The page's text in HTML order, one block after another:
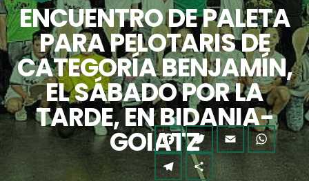
ENCUENTRO DE PALETA
PARA PELOTARIS DE
CATEGORÍA BENJAMÍN,
EL SÁBADO POR LA
TARDE, EN BIDANIA-
GOIATZ